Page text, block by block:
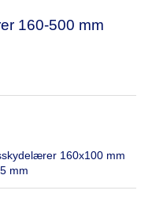
160-500 mm
160x100 mm
mm